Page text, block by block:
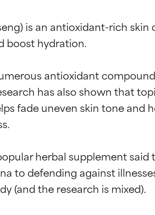
is an antioxidant-rich
boost hydration.
antioxidant
has also shown that
fade uneven skin tone and
herbal supplement
to defending against
(and the research is mixed).
Inhaltsstoffe
Inhaltsstoffe